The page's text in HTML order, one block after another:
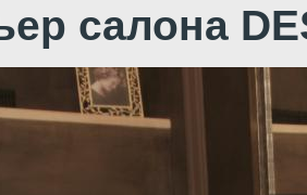
салона